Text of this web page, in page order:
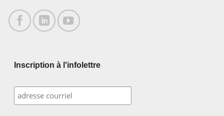
Inscription à l'infolettre